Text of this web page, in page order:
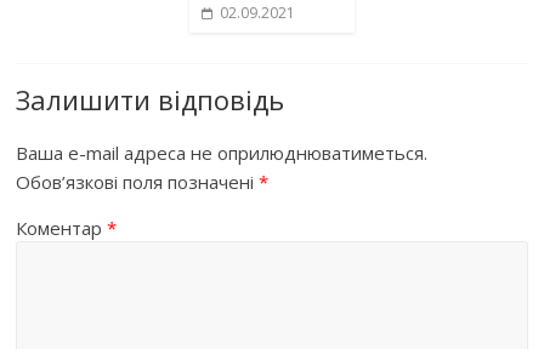
02.09.2021
Залишити відповідь
Ваша e-mail адреса не оприлюднюватиметься.
Обов’язкові поля позначені*
Коментар*